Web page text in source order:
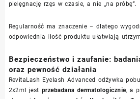
pielęgnację rzęs w czasie, a nie „na próbę”.
Regularność ma znaczenie – dlatego
odpowiednia ilość produktu ułatwiają
Bezpieczeństwo i zaufanie:
oraz pewność działania
RevitaLash Eyelash Advanced odżywka
2x2ml jest przebadana dermatologicznie, a